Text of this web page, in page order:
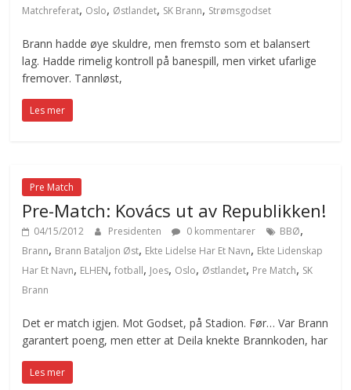
Matchreferat, Oslo, Østlandet, SK Brann, Strømsgodset
Brann hadde øye skuldre, men fremsto som et balansert
lag. Hadde rimelig kontroll på banespill, men virket ufarlige
fremover. Tannløst,
Les mer
Pre Match
Pre-Match: Kovács ut av Republikken!
04/15/2012 Presidenten 0 kommentarer BBØ,
Brann, Brann Bataljon Øst, Ekte Lidelse Har Et Navn, Ekte Lidenskap
Har Et Navn, ELHEN,fotball, Joes, Oslo, Østlandet, Pre Match, SK
Brann
Det er match igjen. Mot Godset, på Stadion. Før… Var Brann
garantert poeng, men etter at Deila knekte Brannkoden, har
Les mer